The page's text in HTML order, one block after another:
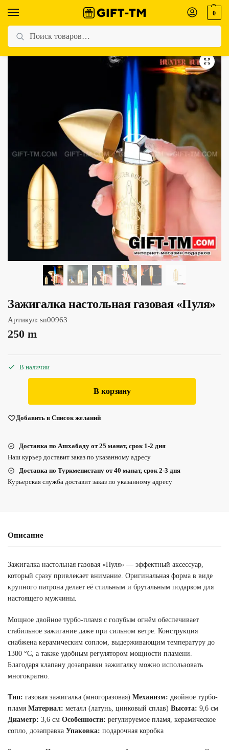
0
Главная Магазин / Для мужчин
Зажигалка настольная газовая «Пуля»
Артикул: sn00963
250 m
В наличии
В корзину
Добавить в Список желаний
Доставка по Ашхабаду от 25 манат, срок 1-2 дня
Наш курьер доставит заказ по указанному адресу
Доставка по Туркменистану от 40 манат, срок 2-3 дня
Курьерская служба доставит заказ по указанному адресу
Описание
Зажигалка настольная газовая «Пуля» — эффектный аксессуар,
который сразу привлекает внимание. Оригинальная форма в виде
крупного патрона делает её стильным и брутальным подарком для
настоящего мужчины.
Мощное двойное турбо-пламя с голубым огнём обеспечивает
стабильное зажигание даже при сильном ветре. Конструкция
снабжена керамическим соплом, выдерживающим температуру до
1300 °C, а также удобным регулятором мощности пламени.
Благодаря клапану дозаправки зажигалку можно использовать
многократно.
Тип: газовая зажигалка (многоразовая) Механизм: двойное турбо-
пламя Материал: металл (латунь, цинковый сплав) Высота: 9,6 см
Диаметр: 3,6 см Особенности: регулируемое пламя, керамическое
сопло, дозаправка Упаковка: подарочная коробка